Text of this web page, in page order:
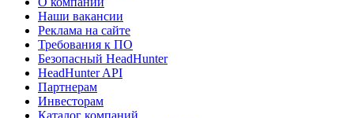
Наши вакансии
Реклама на сайте
Требования к ПО
Безопасный HeadHunter
HeadHunter API
Партнерам
Инвесторам
Каталог компаний